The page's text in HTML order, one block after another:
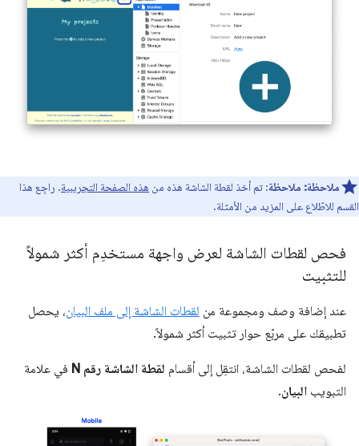
ملاحظة: ملاحظة: تم أخذ لقطة الشاشة هذه من هذه الصفحة التجريبية. راجِع هذا
القسم للاطّلاع على المزيد من الأمثلة.
فحص لقطات الشاشة لعرض واجهة مستخدِم أكثر شمولاً
للتثبيت
عند إضافة وصف ومجموعة من لقطات الشاشة إلى ملف البيان، يحصل
تطبيقك على مربّع حوار تثبيت أكثر شمولاً.
لفحص لقطات الشاشة، انتقِل إلى أقسام لقطة الشاشة رقم N
في علامة
التبويب البيان.